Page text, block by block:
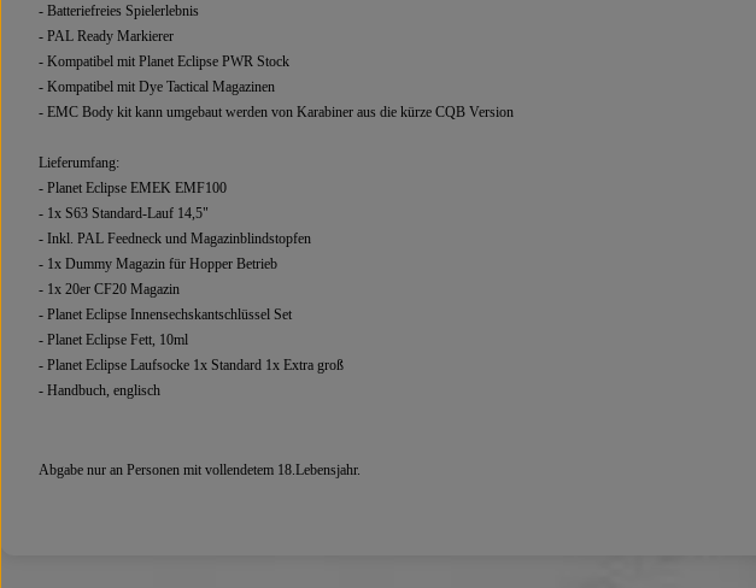
- Batteriefreies Spielerlebnis
- PAL Ready Markierer
- Kompatibel mit Planet Eclipse PWR Stock
- Kompatibel mit Dye Tactical Magazinen
- EMC Body kit kann umgebaut werden von Karabiner aus die kürze CQB Version
Lieferumfang:
- Planet Eclipse EMEK EMF100
- 1x S63 Standard-Lauf 14,5"
- Inkl. PAL Feedneck und Magazinblindstopfen
- 1x Dummy Magazin für Hopper Betrieb
- 1x 20er CF20 Magazin
- Planet Eclipse Innensechskantschlüssel Set
- Planet Eclipse Fett, 10ml
- Planet Eclipse Laufsocke 1x Standard 1x Extra groß
- Handbuch, englisch
Abgabe nur an Personen mit vollendetem 18.Lebensjahr.